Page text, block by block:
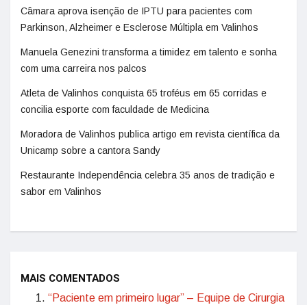
Câmara aprova isenção de IPTU para pacientes com
Parkinson, Alzheimer e Esclerose Múltipla em Valinhos
Manuela Genezini transforma a timidez em talento e sonha
com uma carreira nos palcos
Atleta de Valinhos conquista 65 troféus em 65 corridas e
concilia esporte com faculdade de Medicina
Moradora de Valinhos publica artigo em revista científica da
Unicamp sobre a cantora Sandy
Restaurante Independência celebra 35 anos de tradição e
sabor em Valinhos
MAIS COMENTADOS
“Paciente em primeiro lugar” – Equipe de Cirurgia